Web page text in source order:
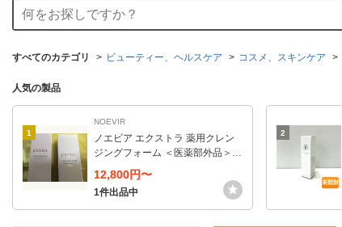
すべてのカテゴリ ビューティー、ヘルスケア コスメ、スキンケア
人気の製品
1
NOEVIR
ノエビア エクストラ 薬用クレン
ジングフォーム ＜医薬部外品＞ 1
12,800円〜
1件出品中
2